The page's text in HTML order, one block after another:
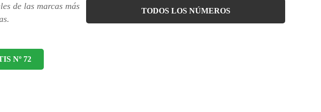
de las marcas más
Nº 72
TODOS LOS NÚMEROS